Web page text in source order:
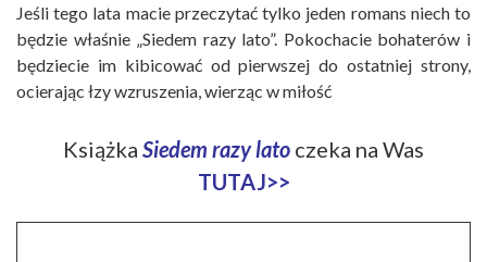
Jeśli tego lata macie przeczytać tylko jeden romans niech to
będzie właśnie „Siedem razy lato”. Pokochacie bohaterów i
będziecie im kibicować od pierwszej do ostatniej strony,
ocierając łzy wzruszenia, wierząc w miłość
Książka Siedem razy lato czeka na Was
TUTAJ>>